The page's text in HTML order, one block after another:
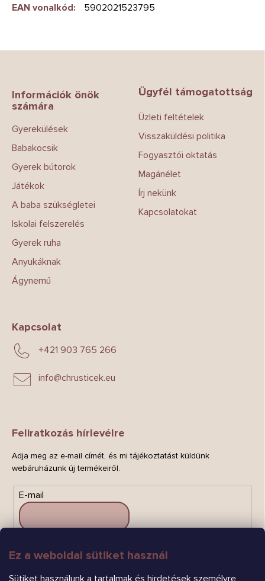
Ez a weboldal sütiket használ
Sütiket használunk a tartalmak és hirdetések személyre
EAN vonalkód: 5902021523795
Információk önök
számára
Gyerekülések
Babakocsik
Gyerek bútorok
Játékok
A baba szükségletei
Iskolai felszerelés
Gyerek ruha
Anyukáknak
Ágynemű
Ügyfél támogatottság
Üzleti feltételek
Visszaküldési politika
Fogyasztói oktatás
Magánélet
Írj nekünk
Kapcsolatokat
Kapcsolat
info@chrusticek.eu
+421 903 765 266
Feliratkozás hírlevélre
Adja meg az e-mail címét, és mi tájékoztatást küldünk
webáruházunk új termékeiről.
E-mail
FELIRATKOZÁS